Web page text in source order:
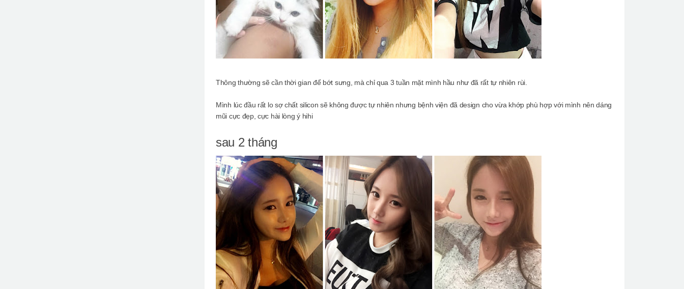
Thông thường sẽ cần thời gian để bớt sưng, mà chỉ qua 3 tuần mặt mình hầu như đã rất tự nhiên rùi.
Mình lúc đầu rất lo sợ chất silicon sẽ không được tự nhiên nhưng bệnh viện đã design cho vừa khớp phù hợp với mình nên dáng
mũi cực đẹp, cực hài lòng ý hihi
sau 2 tháng